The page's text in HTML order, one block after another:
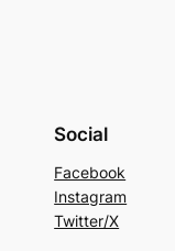
Social
Facebook
Instagram
Twitter/X